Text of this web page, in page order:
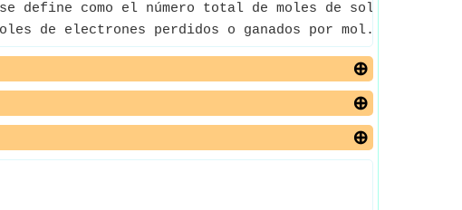
define como el número total de moles de soluto por
de electrones perdidos o ganados por mol.